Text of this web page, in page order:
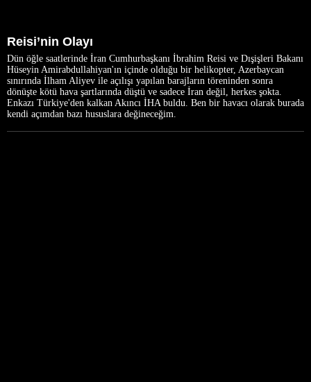
Reisi’nin Olayı
Dün öğle saatlerinde İran Cumhurbaşkanı İbrahim Reisi ve Dışişleri Bakanı
Hüseyin Amirabdullahiyan'ın içinde olduğu bir helikopter, Azerbaycan
sınırında İlham Aliyev ile açılışı yapılan barajların töreninden sonra
dönüşte kötü hava şartlarında düştü ve sadece İran değil, herkes şokta.
Enkazı Türkiye'den kalkan Akıncı İHA buldu. Ben bir havacı olarak burada
kendi açımdan bazı hususlara değineceğim.